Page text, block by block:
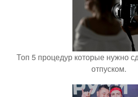
Топ 5 процедур которые нужно
отпуском.